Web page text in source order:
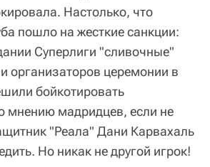
Настолько, что
пошло на жесткие санкции:
Суперлиги "сливочные"
организаторов церемонии в
бойкотировать
мнению мадридцев, если не
"Реала" Дани Карвахаль
Но никак не другой игрок!